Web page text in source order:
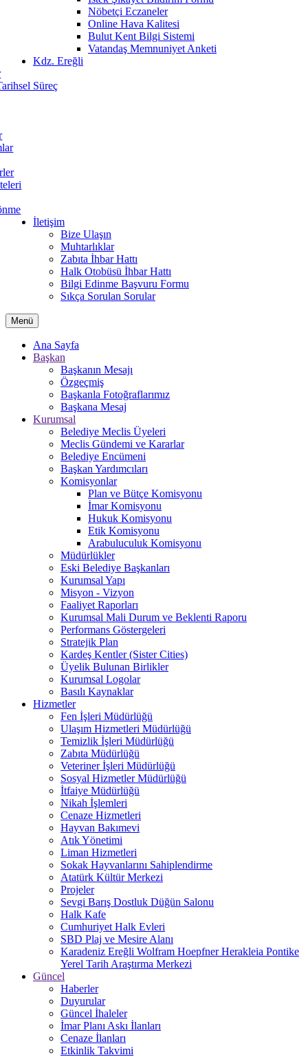
Nöbetçi Eczaneler
Online Hava Kalitesi
Bulut Kent Bilgi Sistemi
Vatandaş Memnuniyet Anketi
Kdz. Ereğli
Süreç
İletişim
Bize Ulaşın
Muhtarlıklar
Zabıta İhbar Hattı
Halk Otobüsü İhbar Hattı
Bilgi Edinme Başvuru Formu
Sıkça Sorulan Sorular
Menü
Ana Sayfa
Başkan
Başkanın Mesajı
Özgeçmiş
Başkanla Fotoğraflarımız
Başkana Mesaj
Kurumsal
Belediye Meclis Üyeleri
Meclis Gündemi ve Kararlar
Belediye Encümeni
Başkan Yardımcıları
Komisyonlar
Plan ve Bütçe Komisyonu
İmar Komisyonu
Hukuk Komisyonu
Etik Komisyonu
Arabuluculuk Komisyonu
Müdürlükler
Eski Belediye Başkanları
Kurumsal Yapı
Misyon - Vizyon
Faaliyet Raporları
Kurumsal Mali Durum ve Beklenti Raporu
Performans Göstergeleri
Stratejik Plan
Kardeş Kentler (Sister Cities)
Üyelik Bulunan Birlikler
Kurumsal Logolar
Basılı Kaynaklar
Hizmetler
Fen İşleri Müdürlüğü
Ulaşım Hizmetleri Müdürlüğü
Temizlik İşleri Müdürlüğü
Zabıta Müdürlüğü
Veteriner İşleri Müdürlüğü
Sosyal Hizmetler Müdürlüğü
İtfaiye Müdürlüğü
Nikah İşlemleri
Cenaze Hizmetleri
Hayvan Bakımevi
Atık Yönetimi
Liman Hizmetleri
Sokak Hayvanlarını Sahiplendirme
Atatürk Kültür Merkezi
Projeler
Sevgi Barış Dostluk Düğün Salonu
Halk Kafe
Cumhuriyet Halk Evleri
SBD Plaj ve Mesire Alanı
Karadeniz Ereğli Wolfram Hoepfner Herakleia Pontike
Yerel Tarih Araştırma Merkezi
Güncel
Haberler
Duyurular
Güncel İhaleler
İmar Planı Askı İlanları
Cenaze İlanları
Etkinlik Takvimi